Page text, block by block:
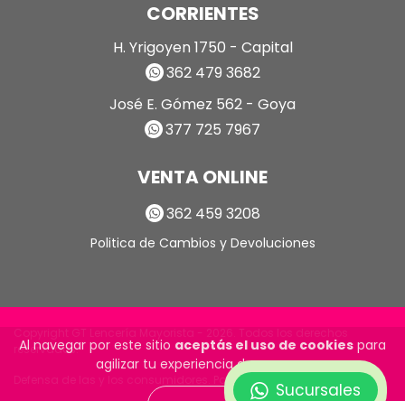
Al navegar por este sitio aceptás el uso de cookies para
agilizar tu experiencia de compra.
Sucursales
CORRIENTES
H. Yrigoyen 1750 - Capital
362 479 3682
José E. Gómez 562 - Goya
377 725 7967
VENTA ONLINE
362 459 3208
Politica de Cambios y Devoluciones
Copyright GT Lencería Mayorista - 2026. Todos los derechos
reservados.
Defensa de las y los consumidores. Para reclamos
ingrese aquí